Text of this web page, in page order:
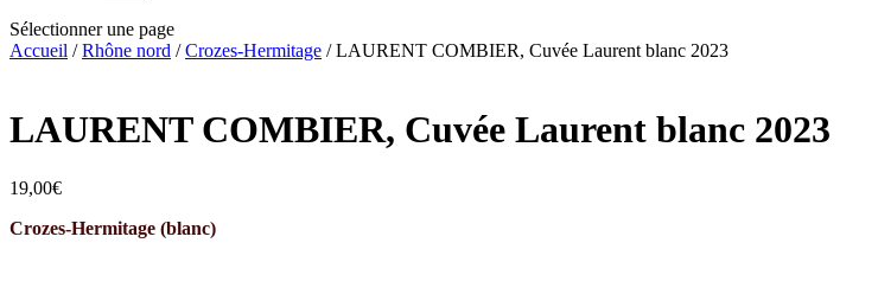
Sélectionner une page
Accueil /Rhône nord /Crozes-Hermitage / LAURENT COMBIER, Cuvée Laurent blanc 2023
LAURENT COMBIER, Cuvée Laurent blanc 2023
19,00€
Crozes-Hermitage (blanc)